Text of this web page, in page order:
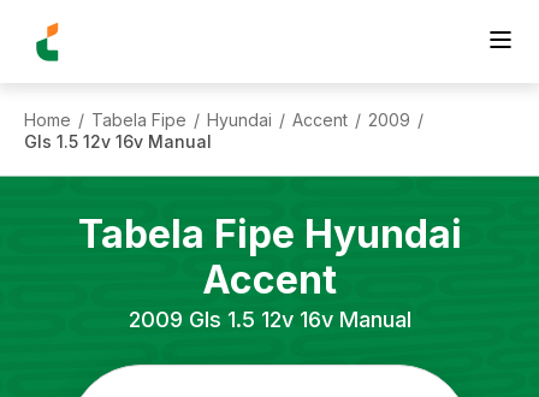
Home / Tabela Fipe / Hyundai / Accent / 2009 /
Gls 1.5 12v 16v Manual
Tabela Fipe Hyundai
Accent
2009 Gls 1.5 12v 16v Manual